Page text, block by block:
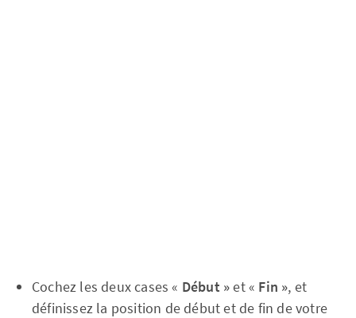
Cochez les deux cases « Début »et « Fin », et
définissez la position de début et de fin de votre